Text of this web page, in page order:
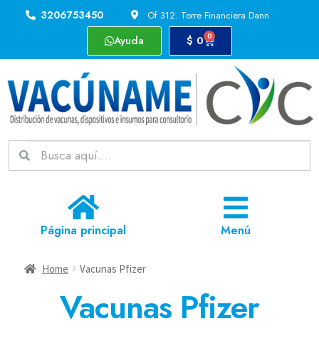
3206753450 Of 312. Torre Financiera Dann
Ayuda $ 0 0
Página principal Menú
Home Vacunas Pfizer
Vacunas Pfizer